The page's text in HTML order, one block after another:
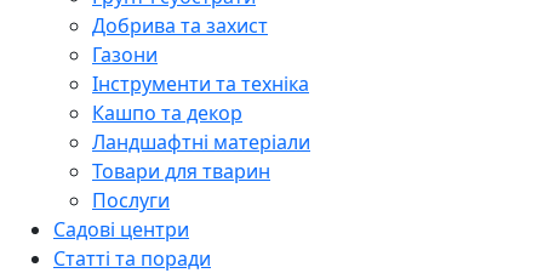
Добрива та захист
Газони
Інструменти та техніка
Кашпо та декор
Ландшафтні матеріали
Товари для тварин
Послуги
Садові центри
Статті та поради